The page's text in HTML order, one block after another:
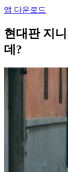
앱 다운로드
현대판 지
데?